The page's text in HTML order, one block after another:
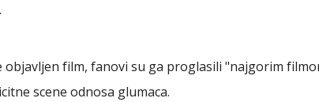
objavljen film, fanovi su ga proglasili "najgorim
scene odnosa glumaca.